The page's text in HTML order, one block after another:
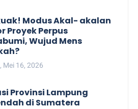
Modus Akal- akalan
Proyek Perpus
Wujud Mens
Mei 16, 2026
Provinsi Lampung
di Sumatera